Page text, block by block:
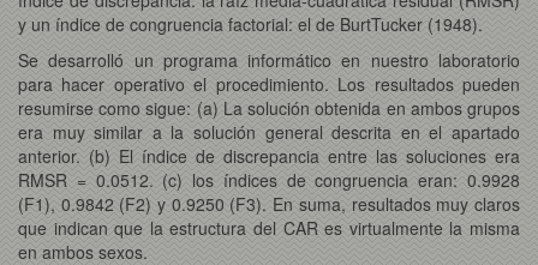
y un índice de congruencia factorial: el de BurtTucker (1948).
Se desarrolló un programa informático en nuestro laboratorio
para hacer operativo el procedimiento. Los resultados pueden
resumirse como sigue: (a) La solución obtenida en ambos grupos
era muy similar a la solución general descrita en el apartado
anterior. (b) El índice de discrepancia entre las soluciones era
RMSR = 0.0512. (c) los índices de congruencia eran: 0.9928
(F1), 0.9842 (F2) y 0.9250 (F3). En suma, resultados muy claros
que indican que la estructura del CAR es virtualmente la misma
en ambos sexos.